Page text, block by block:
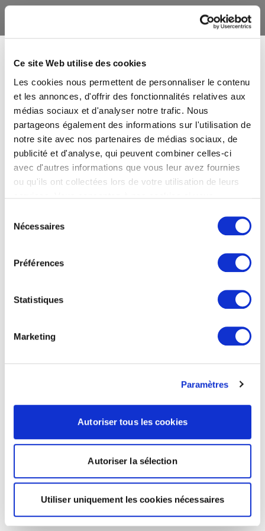
Ce site Web utilise des cookies
Les cookies nous permettent de personnaliser le contenu
et les annonces, d'offrir des fonctionnalités relatives aux
médias sociaux et d'analyser notre trafic. Nous
partageons également des informations sur l'utilisation de
notre site avec nos partenaires de médias sociaux, de
publicité et d'analyse, qui peuvent combiner celles-ci
avec d'autres informations que vous leur avez fournies
ou qu'ils ont collectées lors de votre utilisation de leurs
Nécessaires
Préférences
Statistiques
Marketing
Paramètres
Autoriser tous les cookies
Autoriser la sélection
Utiliser uniquement les cookies nécessaires